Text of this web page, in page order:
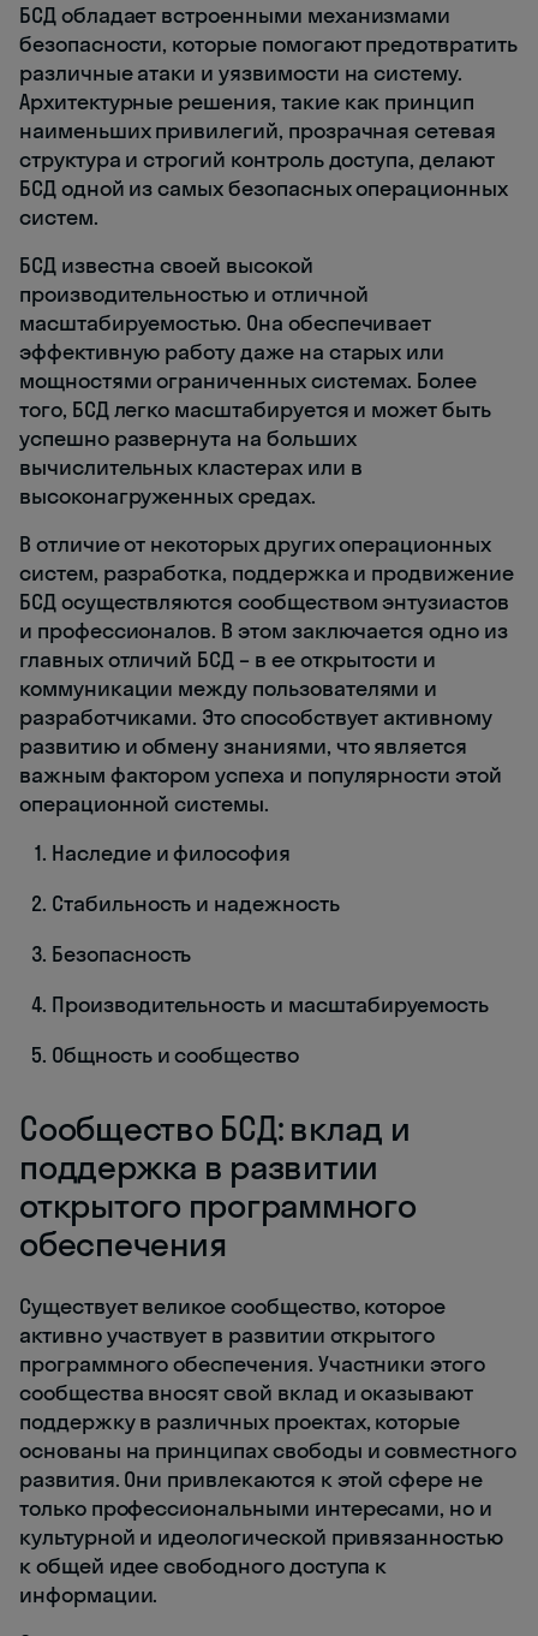
БСД обладает встроенными механизмами
безопасности, которые помогают предотвратить
различные атаки и уязвимости на систему.
Архитектурные решения, такие как принцип
наименьших привилегий, прозрачная сетевая
структура и строгий контроль доступа, делают
БСД одной из самых безопасных операционных
систем.
БСД известна своей высокой
производительностью и отличной
масштабируемостью. Она обеспечивает
эффективную работу даже на старых или
мощностями ограниченных системах. Более
того, БСД легко масштабируется и может быть
успешно развернута на больших
вычислительных кластерах или в
высоконагруженных средах.
В отличие от некоторых других операционных
систем, разработка, поддержка и продвижение
БСД осуществляются сообществом энтузиастов
и профессионалов. В этом заключается одно из
главных отличий БСД – в ее открытости и
коммуникации между пользователями и
разработчиками. Это способствует активному
развитию и обмену знаниями, что является
важным фактором успеха и популярности этой
операционной системы.
Наследие и философия
Стабильность и надежность
Безопасность
Производительность и масштабируемость
Общность и сообщество
Сообщество БСД: вклад и
поддержка в развитии
открытого программного
обеспечения
Существует великое сообщество, которое
активно участвует в развитии открытого
программного обеспечения. Участники этого
сообщества вносят свой вклад и оказывают
поддержку в различных проектах, которые
основаны на принципах свободы и совместного
развития. Они привлекаются к этой сфере не
только профессиональными интересами, но и
культурной и идеологической привязанностью
к общей идее свободного доступа к
информации.